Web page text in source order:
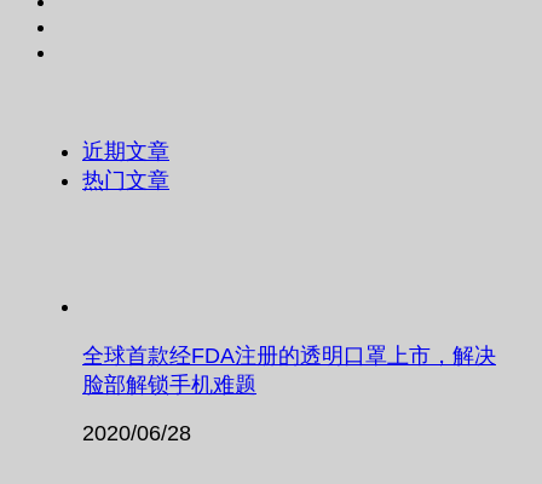
近期文章
热门文章
全球首款经FDA注册的透明口罩上市，解决
脸部解锁手机难题
2020/06/28